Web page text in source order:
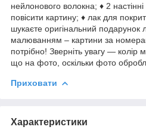
нейлонового волокна; ♦ 2
повісити картину; ♦ лак для
шукаєте оригінальний подарунок
малюванням – картини за
потрібно! Зверніть увагу — колір
що на фото, оскільки фото
Приховати
Характеристики